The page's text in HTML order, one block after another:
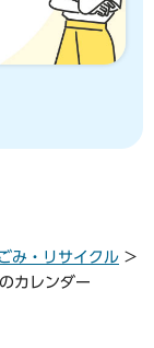
ごみ・リサイクル >
カレンダー